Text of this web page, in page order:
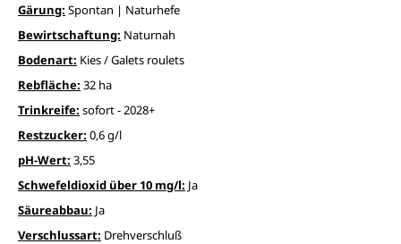
Gärung: Spontan | Naturhefe
Bewirtschaftung: Naturnah
Bodenart: Kies / Galets roulets
Rebfläche: 32 ha
Trinkreife: sofort - 2028+
Restzucker: 0,6 g/l
pH-Wert: 3,55
Schwefeldioxid über 10 mg/l: Ja
Säureabbau: Ja
Verschlussart: Drehverschluß